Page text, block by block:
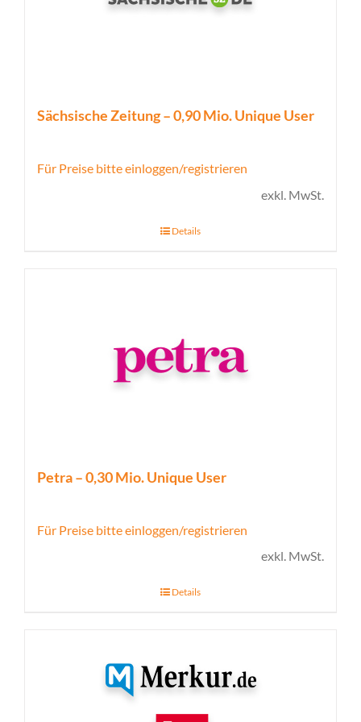
Sächsische Zeitung – 0,90 Mio. Unique User
Für Preise bitte einloggen/registrieren
exkl. MwSt.
Details
Petra – 0,30 Mio. Unique User
Für Preise bitte einloggen/registrieren
exkl. MwSt.
Details